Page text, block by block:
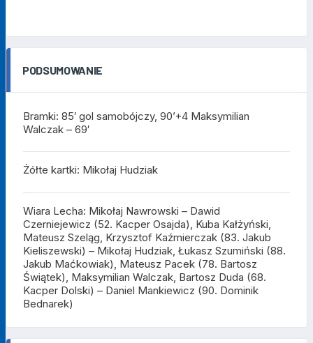
PODSUMOWANIE
Bramki: 85′ gol samobójczy, 90’+4 Maksymilian
Walczak – 69′
Żółte kartki: Mikołaj Hudziak
Wiara Lecha: Mikołaj Nawrowski – Dawid
Czerniejewicz (52. Kacper Osajda), Kuba Kałżyński,
Mateusz Szeląg, Krzysztof Kaźmierczak (83. Jakub
Kieliszewski) – Mikołaj Hudziak, Łukasz Szumiński (88.
Jakub Maćkowiak), Mateusz Pacek (78. Bartosz
Świątek), Maksymilian Walczak, Bartosz Duda (68.
Kacper Dolski) – Daniel Mankiewicz (90. Dominik
Bednarek)